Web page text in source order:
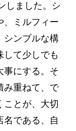
しました。シ
、ミルフィー
シンプルな構
して少しでも
事にする。そ
み重ねて、で
ことが、大切
名である、自